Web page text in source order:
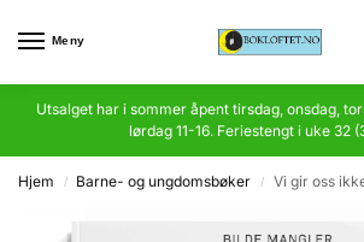
Meny
Utsalget har i sommer åpent tirsdag, onsdag,
lørdag 11-16. Feriestengt i uke 32
Hjem / Barne- og ungdomsbøker / Vi gir oss